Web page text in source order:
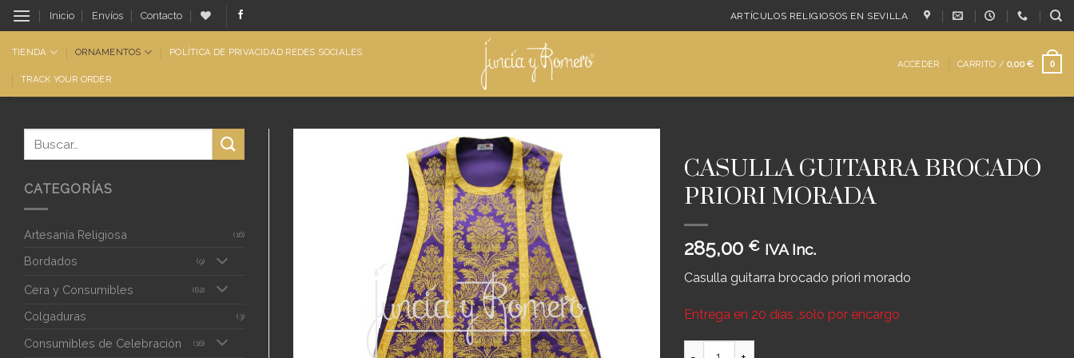
Saltar
al
contenido
Inicio Envíos Contacto ARTÍCULOS RELIGIOSOS EN SEVILLA
TIENDA ORNAMENTOS POLÍTICA DE PRIVACIDAD REDES SOCIALES
TRACK YOUR ORDER
ACCEDER CARRITO /0,00€ 0
CATEGORÍAS
Artesanía Religiosa (16)
Bordados (9)
Cera y Consumibles (62)
Colgaduras (3)
Consumibles de Celebración (16)
CASULLA GUITARRA BROCADO
PRIORI MORADA
285,00 € IVA Inc.
Casulla guitarra brocado priori morado
Entrega en 20 días ,solo por encargo